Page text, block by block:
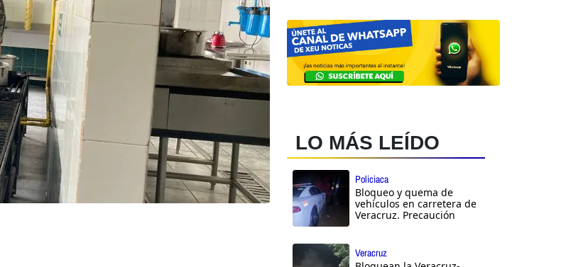
LO MÁS LEÍDO
Policiaca
Bloqueo y quema de
vehículos en carretera de
Veracruz. Precaución
Veracruz